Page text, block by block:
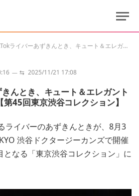
イバーあずきんとき、キュート＆エレガントな2つの表情で魅了【第45回東京渋谷コレクション】
⇆ 2025/11/21 17:08
んとき、キュート＆エレガント
45回東京渋谷コレクション】
ライバーのあずきんときが、8月3
渋谷ドクタージーカンズで開催
となる「東京渋谷コレクション」に